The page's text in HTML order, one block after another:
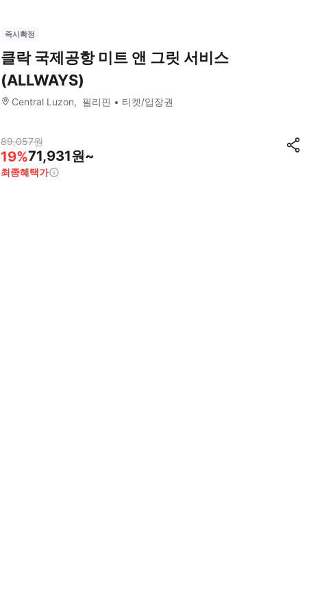
즉시확정
클락 국제공항 미트 앤 그릿 서비스
(ALLWAYS)
Central Luzon 필리핀 티켓/입장권
89,057원
19%71,931원~
최종혜택가